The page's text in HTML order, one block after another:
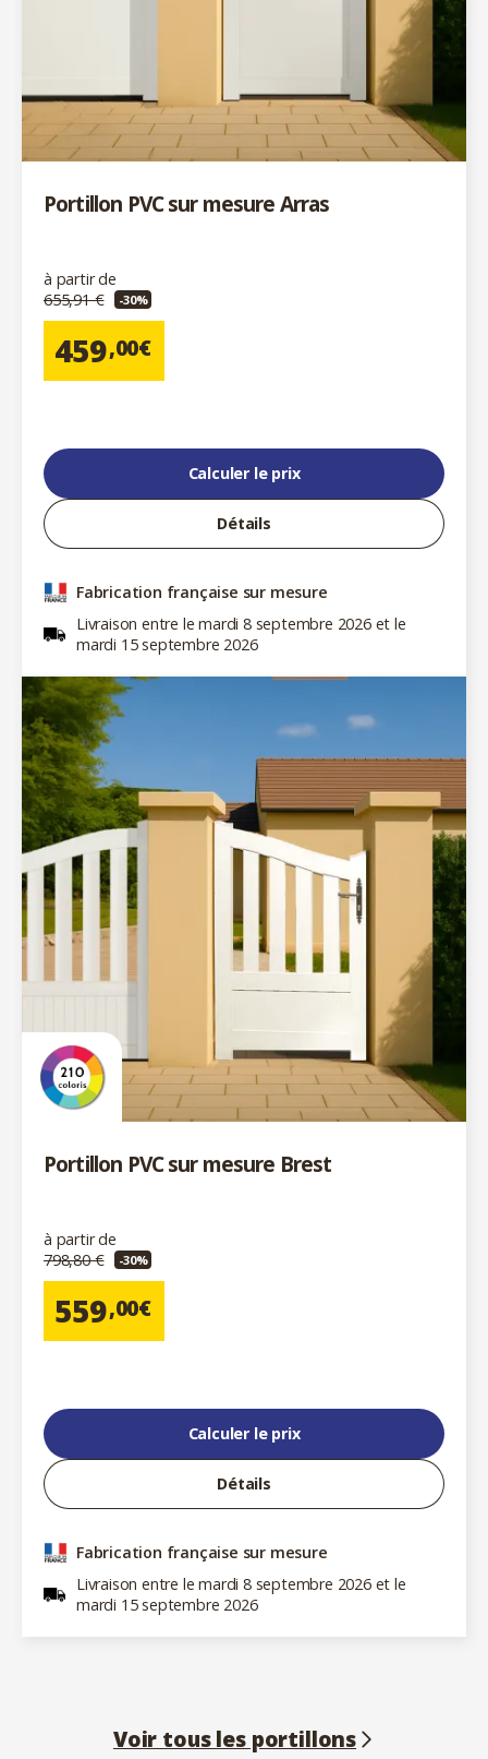
Portillon PVC sur mesure Arras
à partir de
655,91 €
-30%
459,00€
Calculer le prix
Détails
Fabrication française sur mesure
Livraison entre le mardi 8 septembre 2026 et le
mardi 15 septembre 2026
Portillon PVC sur mesure Brest
à partir de
798,80 €
-30%
559,00€
Calculer le prix
Détails
Fabrication française sur mesure
Livraison entre le mardi 8 septembre 2026 et le
mardi 15 septembre 2026
Voir tous les portillons